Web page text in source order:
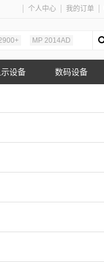
个人中心 我的订单
MP 2014AD
设备 数码设备